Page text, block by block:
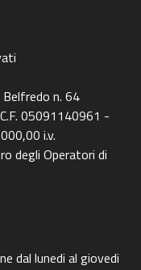
n. 64
05091140961 -
i.v.
degli Operatori di
dal lunedi al giovedi